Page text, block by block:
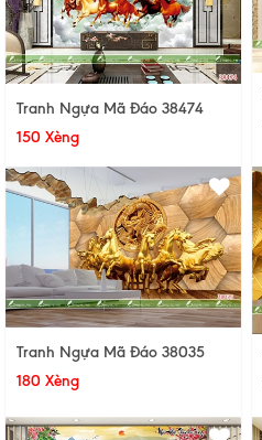
Tranh Ngựa Mã Đáo 38474
150 Xèng
Tranh Ngựa Mã Đáo 38035
180 Xèng